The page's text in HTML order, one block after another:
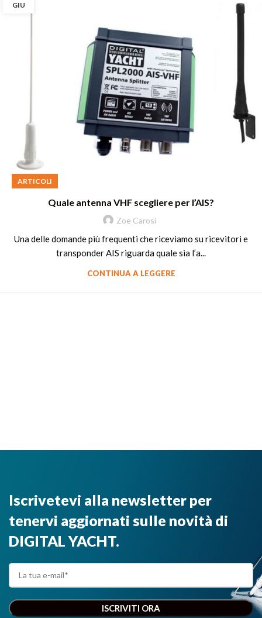
GIU
ARTICOLI
Quale antenna VHF scegliere per l’AIS?
Zoe Carosi
Una delle domande più frequenti che riceviamo su ricevitori e
transponder AIS riguarda quale sia l’a...
CONTINUA A LEGGERE
Iscrivetevi alla newsletter per
tenervi aggiornati sulle novità di
DIGITAL YACHT.